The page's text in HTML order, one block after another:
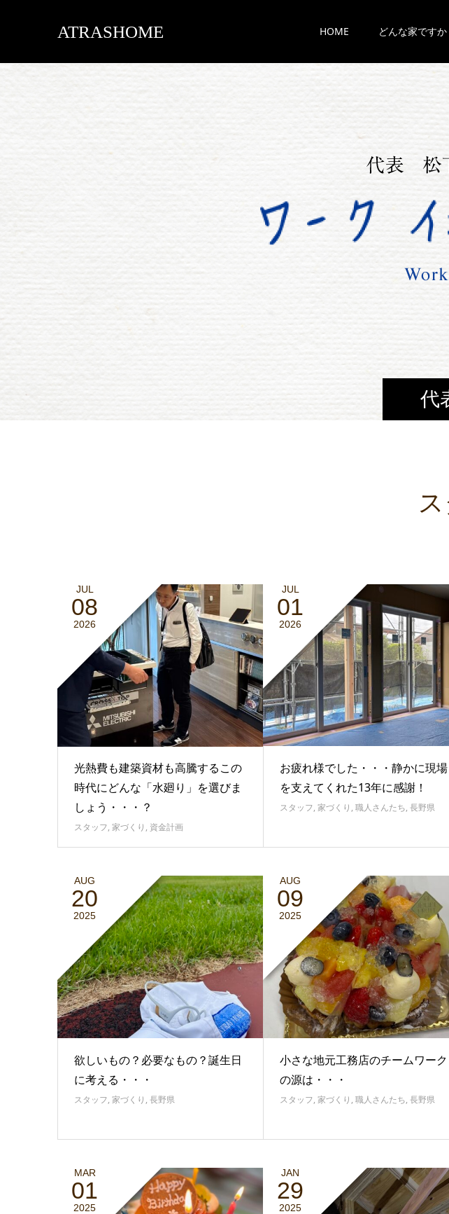
ATRASHOME HOME どんな家ですか
代
JUL
08
2026
光熱費も建築資材も高騰するこの
時代にどんな「水廻り」を選びま
しょう・・・？
スタッフ, 家づくり , 資金計画
JUL
01
2026
お疲れ様でした・・・静かに現場
を支えてくれた13年に感謝！
スタッフ, 家づくり , 職人さんたち, 長野県
AUG
20
2025
欲しいもの？必要なもの？誕生日
に考える・・・
スタッフ, 家づくり , 長野県
AUG
09
2025
小さな地元工務店のチームワーク
の源は・・・
スタッフ, 家づくり , 職人さんたち, 長野県
MAR
01
2025
JAN
29
2025